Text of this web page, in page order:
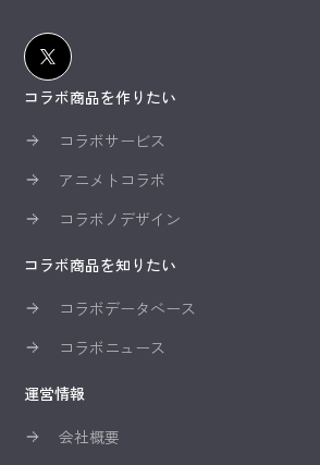
コラボ商品を作りたい
コラボサービス
アニメトコラボ
コラボノデザイン
コラボ商品を知りたい
コラボデータベース
コラボニュース
運営情報
会社概要